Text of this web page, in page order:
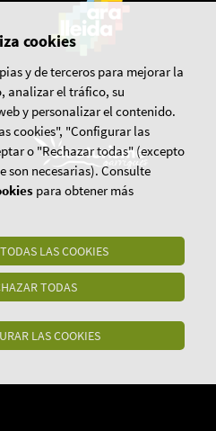
cookies
y de terceros para mejorar la
analizar el tráfico, su
y personalizar el contenido.
cookies", "Configurar las
o "Rechazar todas" (excepto
son necesarias). Consulte
para obtener más
LAS COOKIES
TODAS
LAS COOKIES